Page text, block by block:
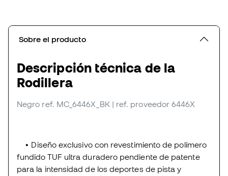
Sobre el producto
Descripción técnica de la
Rodillera
Negro ref. MC_6446X_BK | ref. proveedor 6446X
• Diseño exclusivo con revestimiento de polímero
fundido TUF ultra duradero pendiente de patente
para la intensidad de los deportes de pista y